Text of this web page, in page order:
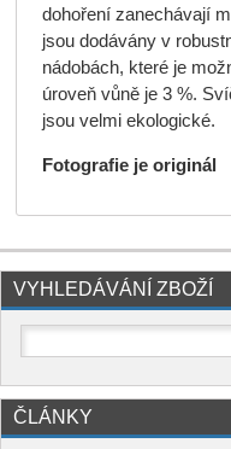
dohoření zanechávají
jsou dodávány v
nádobách, které je
úroveň vůně je 3 %.
jsou velmi ekologické.
Fotografie je originál
VYHLEDÁVÁNÍ ZBOŽÍ
ČLÁNKY